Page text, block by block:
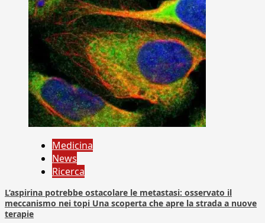
Medicina
News
Ricerca
L’aspirina potrebbe ostacolare le metastasi: osservato il
meccanismo nei topi Una scoperta che apre la strada a nuove
terapie